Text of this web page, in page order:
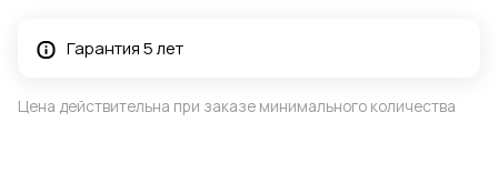
Гарантия 5 лет
Цена действительна при заказе минимального количества